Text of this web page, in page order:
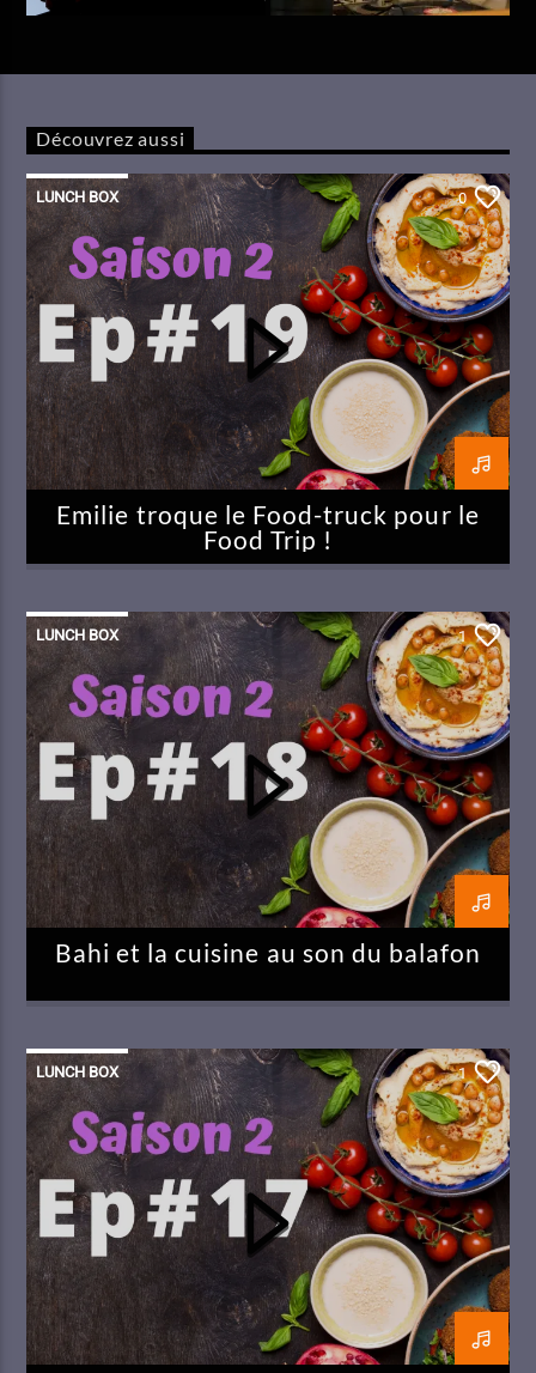
Découvrez aussi
LUNCH BOX 0
Emilie troque le Food-truck pour le
Food Trip !
LUNCH BOX 1
Bahi et la cuisine au son du balafon
LUNCH BOX 1